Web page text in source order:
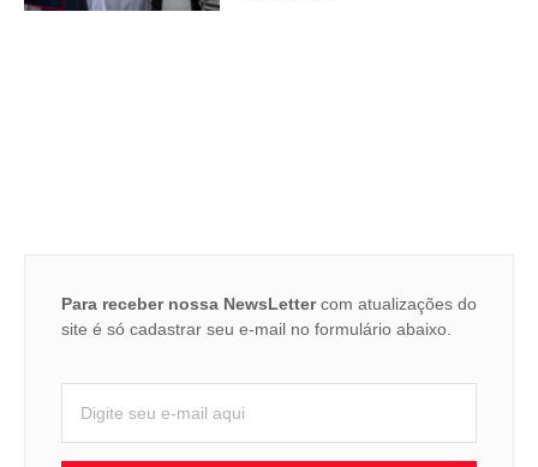
Para receber nossa NewsLettercom atualizações do
site é só cadastrar seu e-mail no formulário abaixo.